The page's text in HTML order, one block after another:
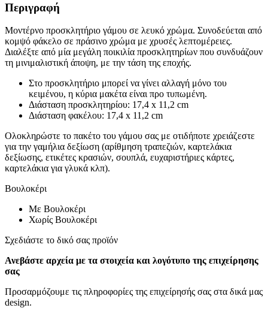
Περιγραφή
Μοντέρνο προσκλητήριο γάμου σε λευκό χρώμα. Συνοδεύεται από
κομψό φάκελο σε πράσινο χρώμα με χρυσές λεπτομέρειες.
Διαλέξτε από μία μεγάλη ποικιλία προσκλητηρίων που συνδυάζουν
τη μινιμαλιστική άποψη, με την τάση της εποχής.
Στο προσκλητήριο μπορεί να γίνει αλλαγή μόνο του
κειμένου, η κύρια μακέτα είναι προ τυπωμένη.
Διάσταση προσκλητηρίου: 17,4 x 11,2 cm
Διάσταση φακέλου: 17,4 x 11,2 cm
Oλοκληρώστε το πακέτο του γάμου σας με οτιδήποτε χρειάζεστε
για την γαμήλια δεξίωση (αρίθμηση τραπεζιών, καρτελάκια
δεξίωσης, ετικέτες κρασιών, σουπλά, ευχαριστήριες κάρτες,
καρτελάκια για γλυκά κλπ).
Βουλοκέρι
Με Βουλοκέρι
Χωρίς Βουλοκέρι
Σχεδιάστε το δικό σας προϊόν
Ανεβάστε αρχεία με τα στοιχεία και λογότυπο της επιχείρησης
σας
Προσαρμόζουμε τις πληροφορίες της επιχείρησής σας στα δικά μας
design.